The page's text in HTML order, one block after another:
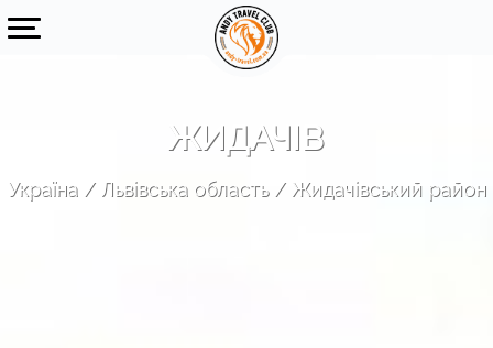
ЖИДАЧІВ
Україна Львівська область Жидачівський район